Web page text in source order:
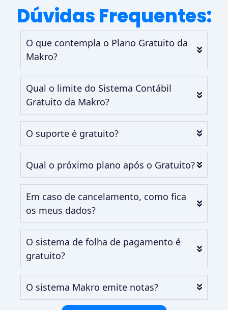
Dúvidas Frequentes:
O que contempla o Plano Gratuito da
Makro?
Qual o limite do Sistema Contábil
Gratuito da Makro?
O suporte é gratuito?
Qual o próximo plano após o Gratuito?
Em caso de cancelamento, como fica
os meus dados?
O sistema de folha de pagamento é
gratuito?
O sistema Makro emite notas?